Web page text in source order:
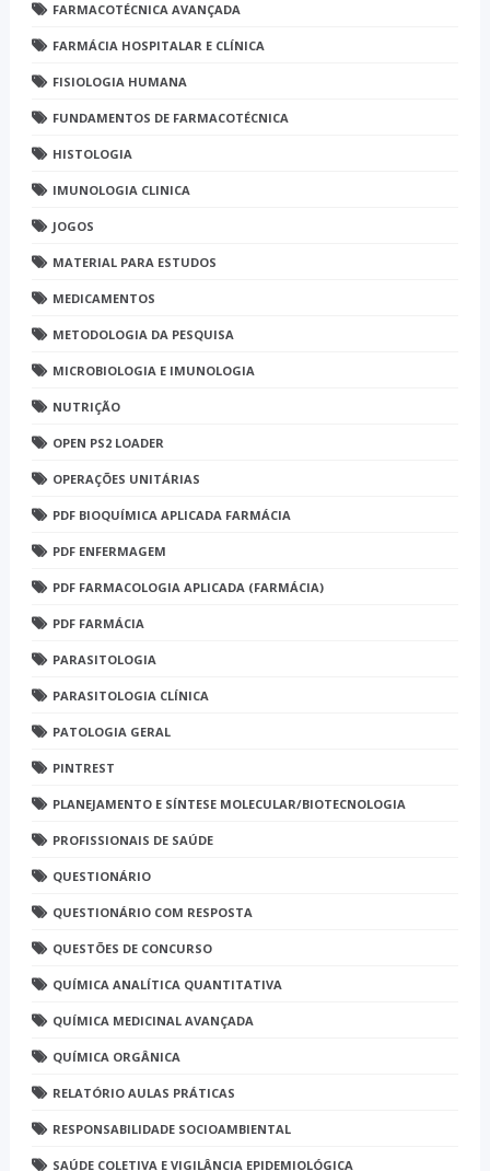
FARMACOTÉCNICA AVANÇADA
FARMÁCIA HOSPITALAR E CLÍNICA
FISIOLOGIA HUMANA
FUNDAMENTOS DE FARMACOTÉCNICA
HISTOLOGIA
IMUNOLOGIA CLINICA
JOGOS
MATERIAL PARA ESTUDOS
MEDICAMENTOS
METODOLOGIA DA PESQUISA
MICROBIOLOGIA E IMUNOLOGIA
NUTRIÇÃO
OPEN PS2 LOADER
OPERAÇÕES UNITÁRIAS
PDF BIOQUÍMICA APLICADA FARMÁCIA
PDF ENFERMAGEM
PDF FARMACOLOGIA APLICADA (FARMÁCIA)
PDF FARMÁCIA
PARASITOLOGIA
PARASITOLOGIA CLÍNICA
PATOLOGIA GERAL
PINTREST
PLANEJAMENTO E SÍNTESE MOLECULAR/BIOTECNOLOGIA
PROFISSIONAIS DE SAÚDE
QUESTIONÁRIO
QUESTIONÁRIO COM RESPOSTA
QUESTÕES DE CONCURSO
QUÍMICA ANALÍTICA QUANTITATIVA
QUÍMICA MEDICINAL AVANÇADA
QUÍMICA ORGÂNICA
RELATÓRIO AULAS PRÁTICAS
RESPONSABILIDADE SOCIOAMBIENTAL
SAÚDE COLETIVA E VIGILÂNCIA EPIDEMIOLÓGICA